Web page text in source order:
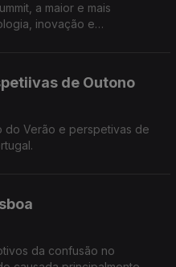
a maior e mais
inovação e
de Outono
do Verão e perspetivas de
da confusão no